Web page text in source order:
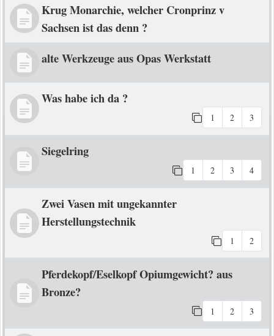
Krug Monarchie, welcher Cronprinz v
Sachsen ist das denn ?
alte Werkzeuge aus Opas Werkstatt
Was habe ich da ?
1 2 3
Siegelring
1 2 3 4
Zwei Vasen mit ungekannter
Herstellungstechnik
1 2
Pferdekopf/Eselkopf Opiumgewicht? aus
Bronze?
1 2 3